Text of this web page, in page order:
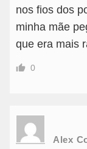
nos fios dos
minha mãe
que era mais
0
Alex